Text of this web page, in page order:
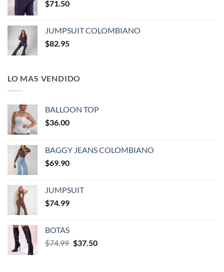
$71.50
JUMPSUIT COLOMBIANO
$82.95
LO MAS VENDIDO
BALLOON TOP
$36.00
BAGGY JEANS COLOMBIANO
$69.90
JUMPSUIT
$74.99
BOTAS
$74.99 $37.50